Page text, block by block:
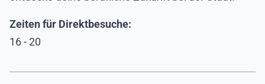
Zeiten für Direktbesuche:
16 - 20